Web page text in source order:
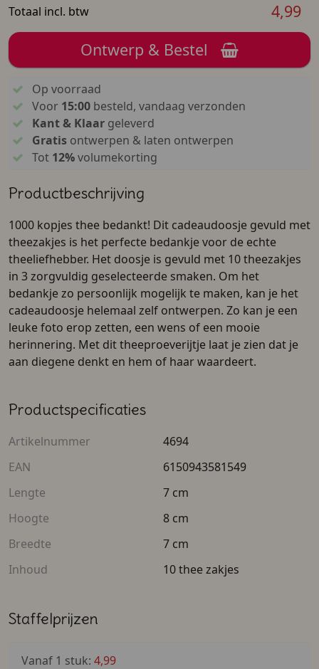
Totaal incl. btw
4,99
Ontwerp & Bestel
Op voorraad
Voor 15:00besteld, vandaag verzonden
Kant & Klaargeleverd
Gratisontwerpen & laten ontwerpen
Tot 12%volumekorting
Productbeschrijving
1000 kopjes thee bedankt! Dit cadeaudoosje gevuld met
theezakjes is het perfecte bedankje voor de echte
theeliefhebber. Het doosje is gevuld met 10 theezakjes
in 3 zorgvuldig geselecteerde smaken. Om het
bedankje zo persoonlijk mogelijk te maken, kan je het
cadeaudoosje helemaal zelf ontwerpen. Zo kan je een
leuke foto erop zetten, een wens of een mooie
herinnering. Met dit theeproeverijtje laat je zien dat je
aan diegene denkt en hem of haar waardeert.
Productspecificaties
Artikelnummer
4694
EAN
6150943581549
Lengte
7 cm
Hoogte
8 cm
Breedte
7 cm
Inhoud
10 thee zakjes
Staffelprijzen
Vanaf 1 stuk: 4,99